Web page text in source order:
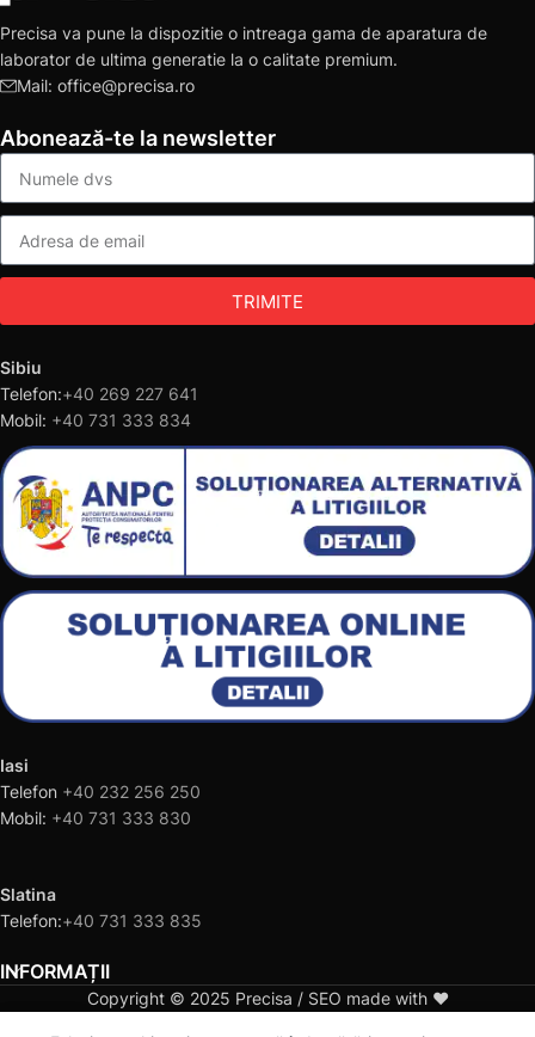
Precisa va pune la dispozitie o intreaga gama de aparatura de
laborator de ultima generatie la o calitate premium.
Mail: office@precisa.ro
Abonează-te la newsletter
TRIMITE
Sibiu
Telefon:+40 269 227 641
Mobil: +40 731 333 834
Iasi
Telefon +40 232 256 250
Mobil: +40 731 333 830
Slatina
Telefon:+40 731 333 835
INFORMAȚII
Copyright © 2025 Precisa / SEO made with ❤️